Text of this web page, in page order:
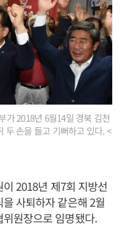
가 2018년 6월14일 경북 김천
두 손을 들고 기뻐하고 있다. <
2018년 제7회 지방선
사퇴하자 같은해 2월
원장으로 임명됐다.